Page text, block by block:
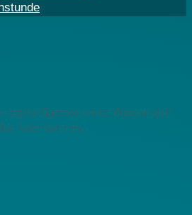
starke Gastronomie: Warum sich
Rider lohnen